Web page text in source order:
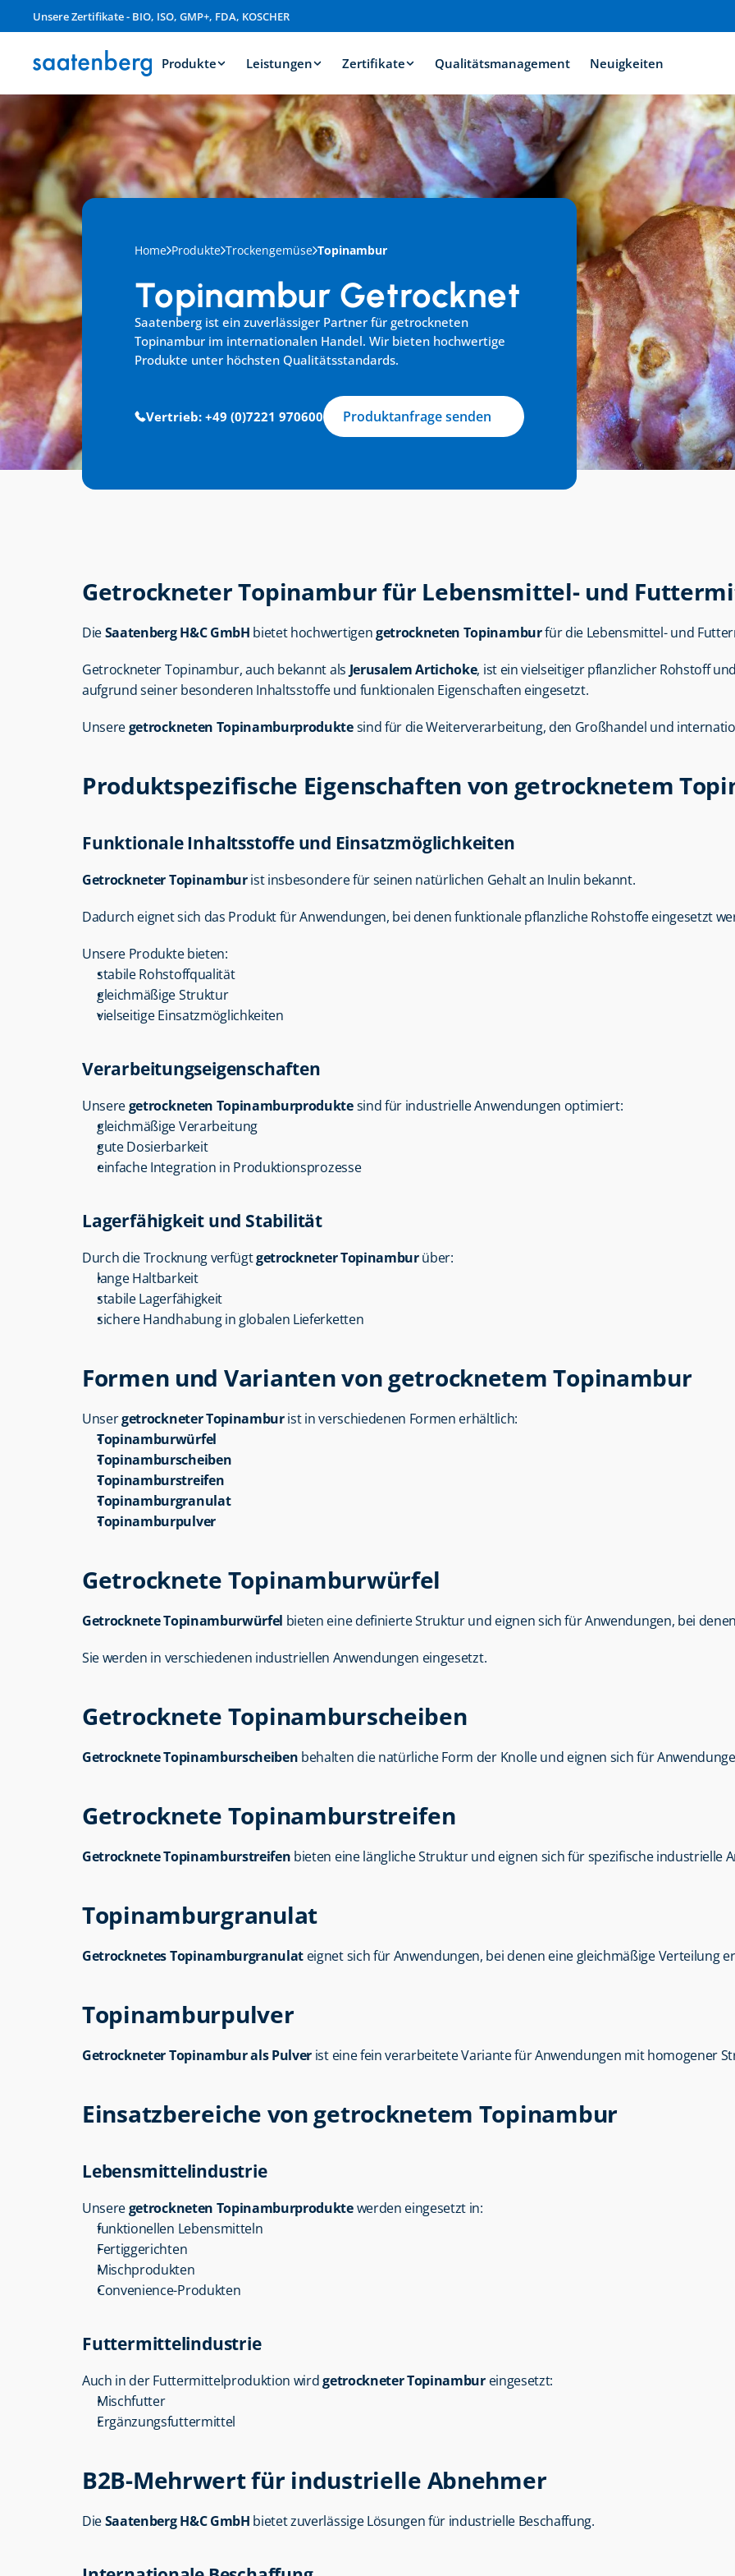
Unsere Zertifikate - BIO, ISO, GMP+, FDA, KOSCHER
Produkte Leistungen Zertifikate Qualitätsmanagement Neuigkeiten
Home Produkte Trockengemüse Topinambur
Topinambur Getrocknet
Saatenberg ist ein zuverlässiger Partner für getrockneten
Topinambur im internationalen Handel. Wir bieten hochwertige
Produkte unter höchsten Qualitätsstandards.
Vertrieb: +49 (0)7221 970600 Produktanfrage senden
Getrockneter Topinambur für Lebensmittel- und
Die Saatenberg H&C GmbH bietet hochwertigen getrockneten Topinambur für die Lebensmittel- und
Getrockneter Topinambur, auch bekannt als Jerusalem Artichoke, ist ein vielseitiger pflanzlicher Rohstoff
aufgrund seiner besonderen Inhaltsstoffe und funktionalen Eigenschaften eingesetzt.
Unsere getrockneten Topinamburprodukte sind für die Weiterverarbeitung, den Großhandel und
Produktspezifische Eigenschaften von getrocknetem
Funktionale Inhaltsstoffe und Einsatzmöglichkeiten
Getrockneter Topinambur ist insbesondere für seinen natürlichen Gehalt an Inulin bekannt.
Dadurch eignet sich das Produkt für Anwendungen, bei denen funktionale pflanzliche Rohstoffe eingesetzt
Unsere Produkte bieten:
stabile Rohstoffqualität
gleichmäßige Struktur
vielseitige Einsatzmöglichkeiten
Verarbeitungseigenschaften
Unsere getrockneten Topinamburprodukte sind für industrielle Anwendungen optimiert:
gleichmäßige Verarbeitung
gute Dosierbarkeit
einfache Integration in Produktionsprozesse
Lagerfähigkeit und Stabilität
Durch die Trocknung verfügt getrockneter Topinambur über:
lange Haltbarkeit
stabile Lagerfähigkeit
sichere Handhabung in globalen Lieferketten
Formen und Varianten von getrocknetem Topinambur
Unser getrockneter Topinambur ist in verschiedenen Formen erhältlich:
Topinamburwürfel
Topinamburscheiben
Topinamburstreifen
Topinamburgranulat
Topinamburpulver
Getrocknete Topinamburwürfel
Getrocknete Topinamburwürfel bieten eine definierte Struktur und eignen sich für Anwendungen, bei
Sie werden in verschiedenen industriellen Anwendungen eingesetzt.
Getrocknete Topinamburscheiben
Getrocknete Topinamburscheiben behalten die natürliche Form der Knolle und eignen sich für
Getrocknete Topinamburstreifen
Getrocknete Topinamburstreifen bieten eine längliche Struktur und eignen sich für spezifische industrielle
Topinamburgranulat
Getrocknetes Topinamburgranulat eignet sich für Anwendungen, bei denen eine gleichmäßige Verteilung
Topinamburpulver
Getrockneter Topinambur als Pulver ist eine fein verarbeitete Variante für Anwendungen mit homogener
Einsatzbereiche von getrocknetem Topinambur
Lebensmittelindustrie
Unsere getrockneten Topinamburprodukte werden eingesetzt in:
funktionellen Lebensmitteln
Fertiggerichten
Mischprodukten
Convenience-Produkten
Futtermittelindustrie
Auch in der Futtermittelproduktion wird getrockneter Topinambur eingesetzt:
Mischfutter
Ergänzungsfuttermittel
B2B-Mehrwert für industrielle Abnehmer
Die Saatenberg H&C GmbH bietet zuverlässige Lösungen für industrielle Beschaffung.